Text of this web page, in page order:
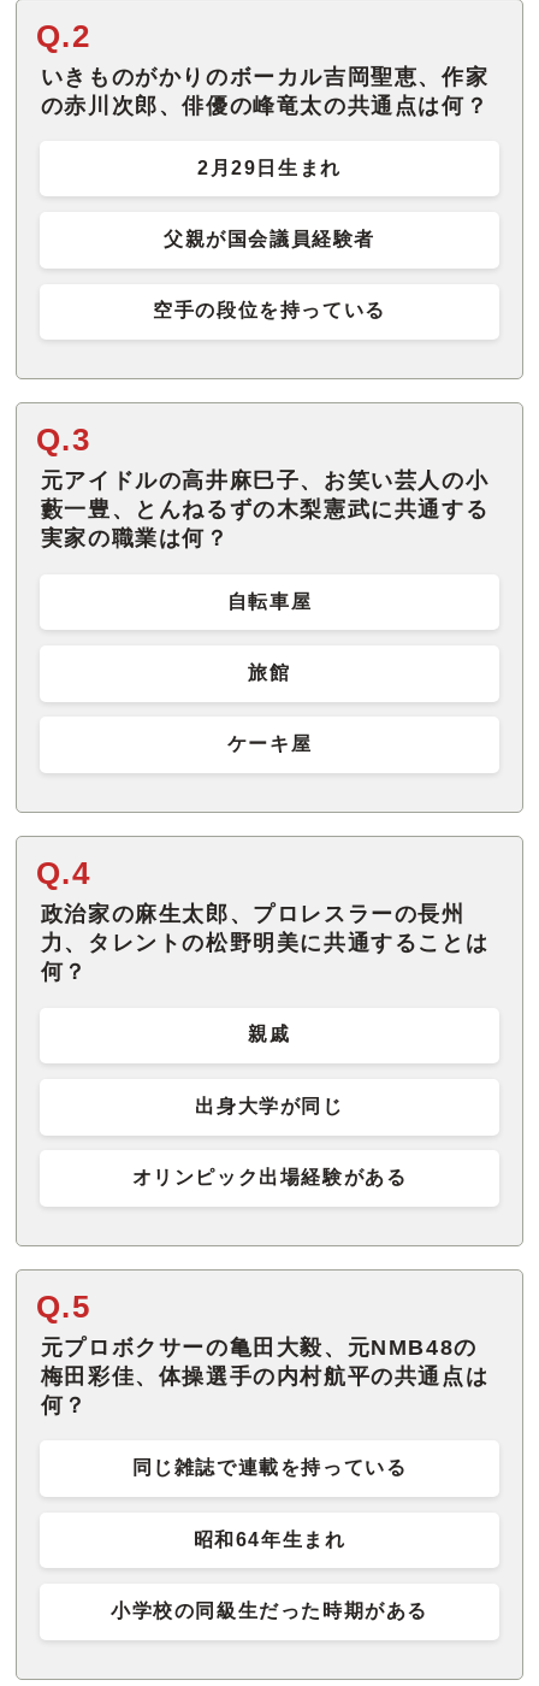
Q.2
いきものがかりのボーカル吉岡聖恵、作家
の赤川次郎、俳優の峰竜太の共通点は何？
2月29日生まれ
父親が国会議員経験者
空手の段位を持っている
Q.3
元アイドルの高井麻巳子、お笑い芸人の小
藪一豊、とんねるずの木梨憲武に共通する
実家の職業は何？
自転車屋
旅館
ケーキ屋
Q.4
政治家の麻生太郎、プロレスラーの長州
力、タレントの松野明美に共通することは
何？
親戚
出身大学が同じ
オリンピック出場経験がある
Q.5
元プロボクサーの亀田大毅、元NMB48の
梅田彩佳、体操選手の内村航平の共通点は
何？
同じ雑誌で連載を持っている
昭和64年生まれ
小学校の同級生だった時期がある